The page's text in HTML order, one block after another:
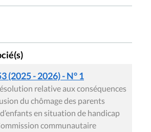
(2025 - 2026) - N° 1
relative aux conséquences
du chômage des parents
en situation de handicap
communautaire